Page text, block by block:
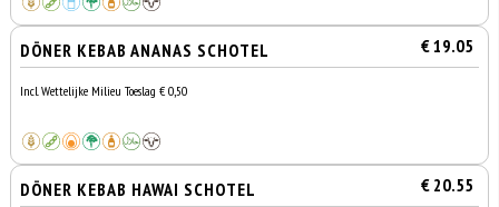
DÖNER KEBAB ANANAS SCHOTEL € 19.05
Incl. Wettelijke Milieu Toeslag € 0,50
DÖNER KEBAB HAWAI SCHOTEL € 20.55